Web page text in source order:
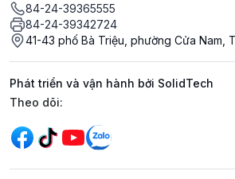
84-24-39365555
84-24-39342724
41-43 phố Bà Triệu, phường Cửa Nam,
Phát triển và vận hành bởi SolidTech
Mạng xã hội
Theo dõi: